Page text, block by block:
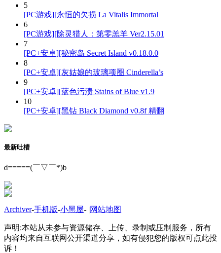
5
[PC游戏][永恒的欠损 La Vitalis Immortal
6
[PC游戏][除灵猎人：第零羔羊 Ver2.15.01
7
[PC+安卓][秘密岛 Secret Island v0.18.0.0
8
[PC+安卓][灰姑娘的玻璃项圈 Cinderella’s
9
[PC+安卓][蓝色污渍 Stains of Blue v1.9
10
[PC+安卓][黑钻 Black Diamond v0.8f 精翻
最新吐槽
d=====(￣▽￣*)b
Archiver-手机版-小黑屋- |网站地图
声明:本站从未参与资源储存、上传、录制或压制服务，所有
内容均来自互联网公开渠道分享，如有侵犯您的版权可点此投
诉！